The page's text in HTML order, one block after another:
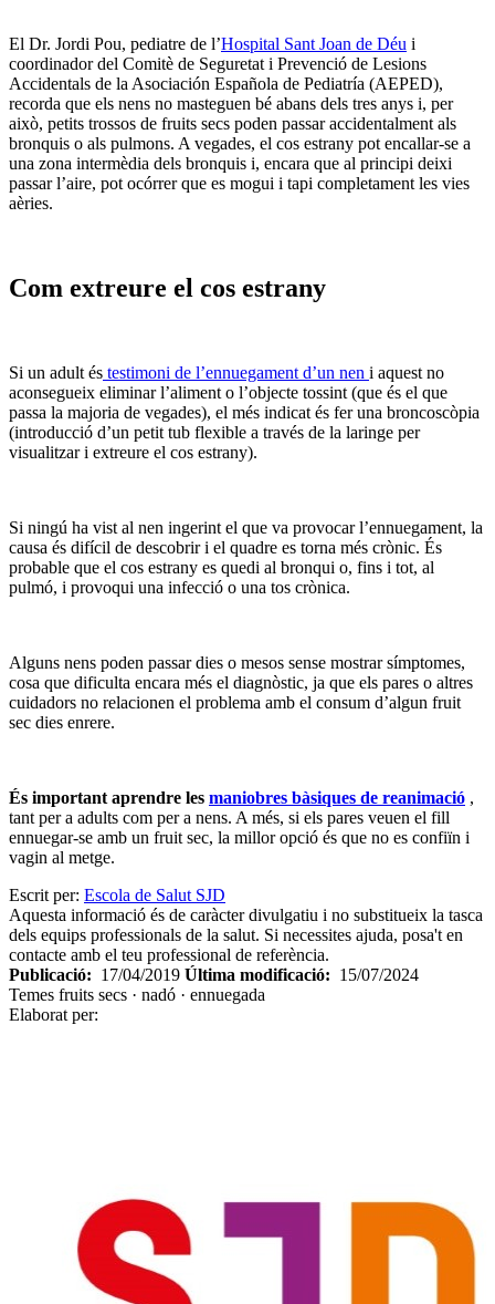
El Dr. Jordi Pou, pediatre de l’Hospital Sant Joan de Déu i
coordinador del Comitè de Seguretat i Prevenció de Lesions
Accidentals de la Asociación Española de Pediatría (AEPED),
recorda que els nens no masteguen bé abans dels tres anys i, per
això, petits trossos de fruits secs poden passar accidentalment als
bronquis o als pulmons. A vegades, el cos estrany pot encallar-se a
una zona intermèdia dels bronquis i, encara que al principi deixi
passar l’aire, pot ocórrer que es mogui i tapi completament les vies
aèries.
Com extreure el cos estrany
Si un adult és testimoni de l’ennuegament d’un nen i aquest no
aconsegueix eliminar l’aliment o l’objecte tossint (que és el que
passa la majoria de vegades), el més indicat és fer una broncoscòpia
(introducció d’un petit tub flexible a través de la laringe per
visualitzar i extreure el cos estrany).
Si ningú ha vist al nen ingerint el que va provocar l’ennuegament, la
causa és difícil de descobrir i el quadre es torna més crònic. És
probable que el cos estrany es quedi al bronqui o, fins i tot, al
pulmó, i provoqui una infecció o una tos crònica.
Alguns nens poden passar dies o mesos sense mostrar símptomes,
cosa que dificulta encara més el diagnòstic, ja que els pares o altres
cuidadors no relacionen el problema amb el consum d’algun fruit
sec dies enrere.
És important aprendre les maniobres bàsiques de reanimació ,
tant per a adults com per a nens. A més, si els pares veuen el fill
ennuegar-se amb un fruit sec, la millor opció és que no es confiïn i
vagin al metge.
Escrit per: Escola de Salut SJD
Aquesta informació és de caràcter divulgatiu i no substitueix la tasca
dels equips professionals de la salut. Si necessites ajuda, posa't en
contacte amb el teu professional de referència.
Publicació: 17/04/2019 Última modificació: 15/07/2024
Temes fruits secs · nadó · ennuegada
Elaborat per: